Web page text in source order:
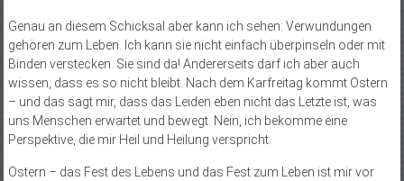
Genau an diesem Schicksal aber kann ich sehen: Verwundungen
gehören zum Leben. Ich kann sie nicht einfach überpinseln oder mit
Binden verstecken. Sie sind da! Andererseits darf ich aber auch
wissen, dass es so nicht bleibt. Nach dem Karfreitag kommt Ostern
– und das sagt mir, dass das Leiden eben nicht das Letzte ist, was
uns Menschen erwartet und bewegt. Nein, ich bekomme eine
Perspektive, die mir Heil und Heilung verspricht.
Ostern – das Fest des Lebens und das Fest zum Leben ist mir vor